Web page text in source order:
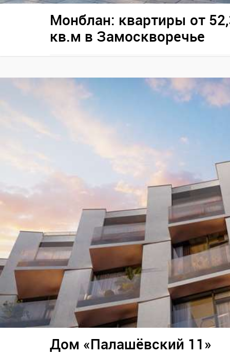
Монблан: квартиры от
кв.м в Замоскворечье
Дом «Палашёвский 11»